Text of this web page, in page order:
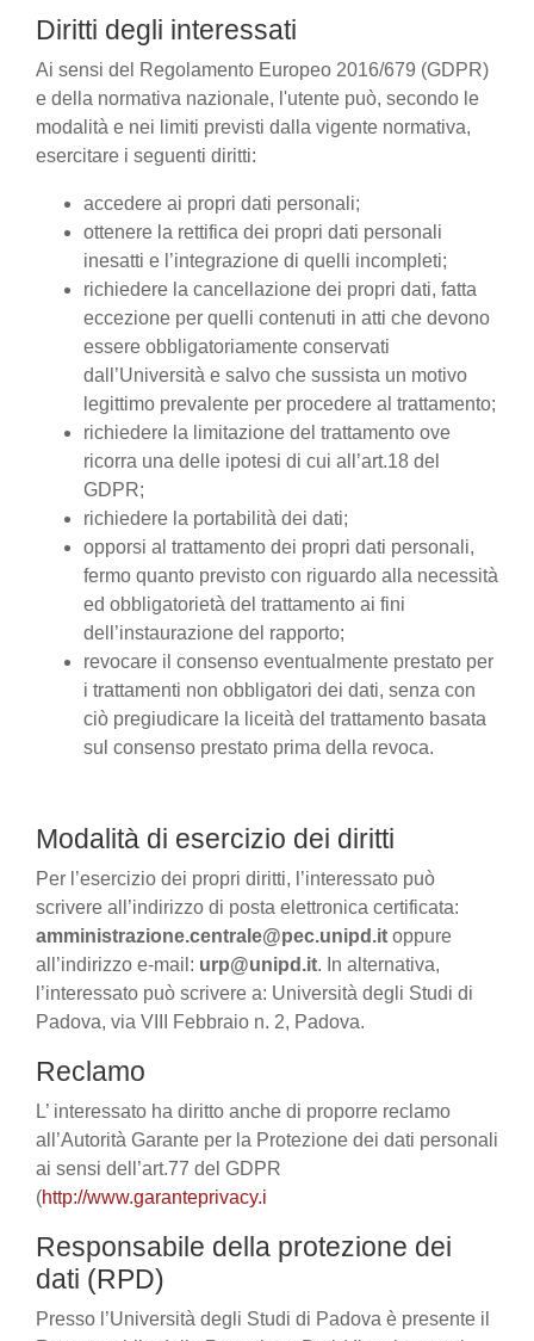
Diritti degli interessati
Ai sensi del Regolamento Europeo 2016/679 (GDPR)
e della normativa nazionale, l'utente può, secondo le
modalità e nei limiti previsti dalla vigente normativa,
esercitare i seguenti diritti:
accedere ai propri dati personali;
ottenere la rettifica dei propri dati personali
inesatti e l’integrazione di quelli incompleti;
richiedere la cancellazione dei propri dati, fatta
eccezione per quelli contenuti in atti che devono
essere obbligatoriamente conservati
dall’Università e salvo che sussista un motivo
legittimo prevalente per procedere al trattamento;
richiedere la limitazione del trattamento ove
ricorra una delle ipotesi di cui all’art.18 del
GDPR;
richiedere la portabilità dei dati;
opporsi al trattamento dei propri dati personali,
fermo quanto previsto con riguardo alla necessità
ed obbligatorietà del trattamento ai fini
dell’instaurazione del rapporto;
revocare il consenso eventualmente prestato per
i trattamenti non obbligatori dei dati, senza con
ciò pregiudicare la liceità del trattamento basata
sul consenso prestato prima della revoca.
Modalità di esercizio dei diritti
Per l’esercizio dei propri diritti, l’interessato può
scrivere all’indirizzo di posta elettronica certificata:
amministrazione.centrale@pec.unipd.it oppure
all’indirizzo e-mail: urp@unipd.it. In alternativa,
l’interessato può scrivere a: Università degli Studi di
Padova, via VIII Febbraio n. 2, Padova.
Reclamo
L’ interessato ha diritto anche di proporre reclamo
all’Autorità Garante per la Protezione dei dati personali
ai sensi dell’art.77 del GDPR
(http://www.garanteprivacy.i
Responsabile della protezione dei
dati (RPD)
Presso l’Università degli Studi di Padova è presente il